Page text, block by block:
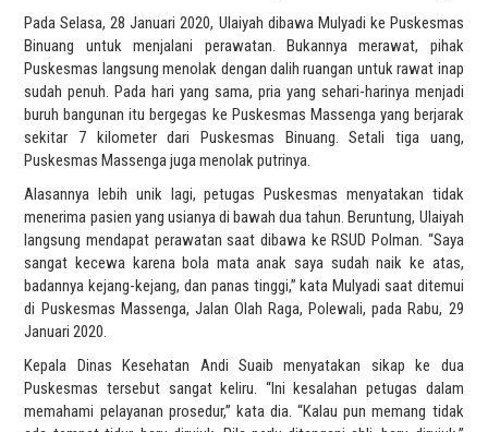
Pada Selasa, 28 Januari 2020, Ulaiyah dibawa Mulyadi ke Puskesmas
Binuang untuk menjalani perawatan. Bukannya merawat, pihak
Puskesmas langsung menolak dengan dalih ruangan untuk rawat inap
sudah penuh. Pada hari yang sama, pria yang sehari-harinya menjadi
buruh bangunan itu bergegas ke Puskesmas Massenga yang berjarak
sekitar 7 kilometer dari Puskesmas Binuang. Setali tiga uang,
Puskesmas Massenga juga menolak putrinya.
Alasannya lebih unik lagi, petugas Puskesmas menyatakan tidak
menerima pasien yang usianya di bawah dua tahun. Beruntung, Ulaiyah
langsung mendapat perawatan saat dibawa ke RSUD Polman. “Saya
sangat kecewa karena bola mata anak saya sudah naik ke atas,
badannya kejang-kejang, dan panas tinggi,” kata Mulyadi saat ditemui
di Puskesmas Massenga, Jalan Olah Raga, Polewali, pada Rabu, 29
Januari 2020.
Kepala Dinas Kesehatan Andi Suaib menyatakan sikap ke dua
Puskesmas tersebut sangat keliru. “Ini kesalahan petugas dalam
memahami pelayanan prosedur,” kata dia. “Kalau pun memang tidak